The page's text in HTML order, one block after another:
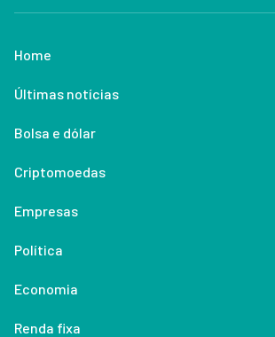
Home
Últimas notícias
Bolsa e dólar
Criptomoedas
Empresas
Política
Economia
Renda fixa